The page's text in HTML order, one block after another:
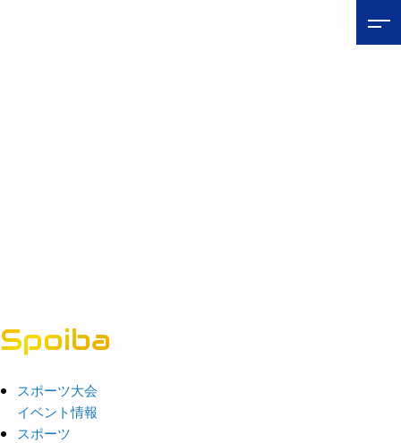
Spoiba
スポーツ大会
イベント情報
スポーツ